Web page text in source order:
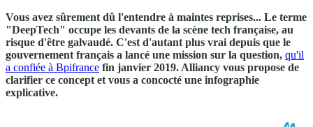
Vous avez sûrement dû l'entendre à maintes reprises... Le terme
"DeepTech" occupe les devants de la scène tech française, au
risque d'être galvaudé. C'est d'autant plus vrai depuis que le
gouvernement français a lancé une mission sur la question, qu'il
a confiée à Bpifrance fin janvier 2019. Alliancy vous propose de
clarifier ce concept et vous a concocté une infographie
explicative.